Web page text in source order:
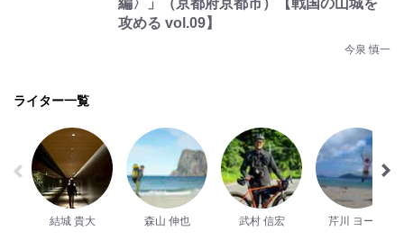
攻める vol.09】
今泉 慎一
ライター一覧
結城 貴大 森山 伸也 武村 信宏 芹川 ヨーコ